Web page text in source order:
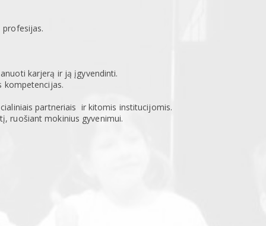
profesijas.
karjerą ir ją įgyvendinti.
kompetencijas.
partneriais ir kitomis institucijomis.
ruošiant mokinius gyvenimui.